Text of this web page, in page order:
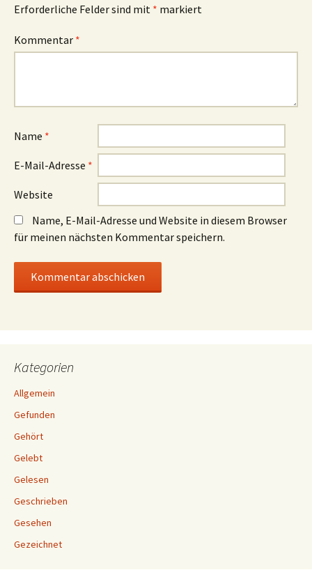
Erforderliche Felder sind mit * markiert
Kommentar *
Name *
E-Mail-Adresse *
Website
Name, E-Mail-Adresse und Website in diesem Browser
für meinen nächsten Kommentar speichern.
Kategorien
Allgemein
Gefunden
Gehört
Gelebt
Gelesen
Geschrieben
Gesehen
Gezeichnet